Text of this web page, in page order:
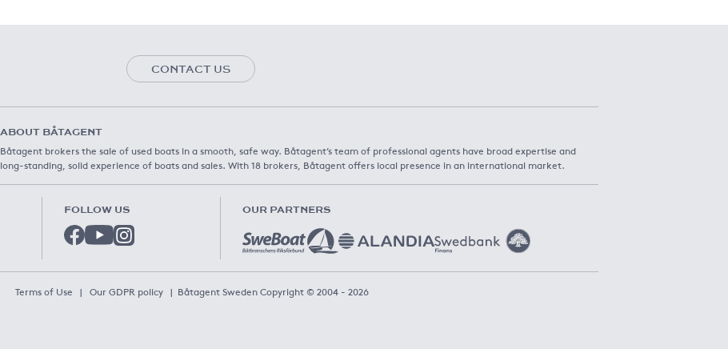
CONTACT US
ABOUT BÅTAGENT
Båtagent brokers the sale of used boats in a smooth, safe way. Båtagent’s team of professional agents have broad expertise and
long-standing, solid experience of boats and sales. With 18 brokers, Båtagent offers local presence in an international market.
FOLLOW US OUR PARTNERS
Terms of Use | Our GDPR policy | Båtagent Sweden Copyright © 2004 - 2026